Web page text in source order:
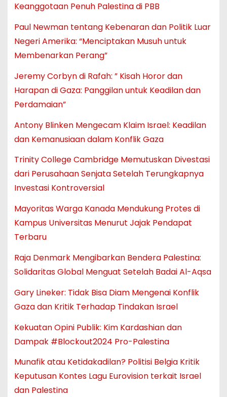
Keanggotaan Penuh Palestina di PBB
Paul Newman tentang Kebenaran dan Politik Luar
Negeri Amerika: “Menciptakan Musuh untuk
Membenarkan Perang”
Jeremy Corbyn di Rafah: ” Kisah Horor dan
Harapan di Gaza: Panggilan untuk Keadilan dan
Perdamaian”
Antony Blinken Mengecam Klaim Israel: Keadilan
dan Kemanusiaan dalam Konflik Gaza
Trinity College Cambridge Memutuskan Divestasi
dari Perusahaan Senjata Setelah Terungkapnya
Investasi Kontroversial
Mayoritas Warga Kanada Mendukung Protes di
Kampus Universitas Menurut Jajak Pendapat
Terbaru
Raja Denmark Mengibarkan Bendera Palestina:
Solidaritas Global Menguat Setelah Badai Al-Aqsa
Gary Lineker: Tidak Bisa Diam Mengenai Konflik
Gaza dan Kritik Terhadap Tindakan Israel
Kekuatan Opini Publik: Kim Kardashian dan
Dampak #Blockout2024 Pro-Palestina
Munafik atau Ketidakadilan? Politisi Belgia Kritik
Keputusan Kontes Lagu Eurovision terkait Israel
dan Palestina